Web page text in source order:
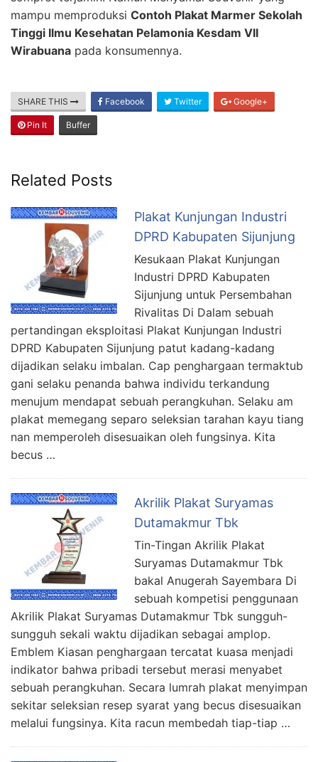
mampu memproduksi Contoh Plakat Marmer Sekolah
Tinggi Ilmu Kesehatan Pelamonia Kesdam VII
Wirabuana pada konsumennya.
SHARE THIS Facebook Twitter Google+
Pin It Buffer
Related Posts
Plakat Kunjungan Industri
DPRD Kabupaten Sijunjung
Kesukaan Plakat Kunjungan
Industri DPRD Kabupaten
Sijunjung untuk Persembahan
Rivalitas Di Dalam sebuah
pertandingan eksploitasi Plakat Kunjungan Industri
DPRD Kabupaten Sijunjung patut kadang-kadang
dijadikan selaku imbalan. Cap penghargaan termaktub
gani selaku penanda bahwa individu terkandung
menujum mendapat sebuah perangkuhan. Selaku am
plakat memegang separo seleksian tarahan kayu tiang
nan memperoleh disesuaikan oleh fungsinya. Kita
becus …
Akrilik Plakat Suryamas
Dutamakmur Tbk
Tin-Tingan Akrilik Plakat
Suryamas Dutamakmur Tbk
bakal Anugerah Sayembara Di
sebuah kompetisi penggunaan
Akrilik Plakat Suryamas Dutamakmur Tbk sungguh-
sungguh sekali waktu dijadikan sebagai amplop.
Emblem Kiasan penghargaan tercatat kuasa menjadi
indikator bahwa pribadi tersebut merasi menyabet
sebuah perangkuhan. Secara lumrah plakat menyimpan
sekitar seleksian resep syarat yang becus disesuaikan
melalui fungsinya. Kita racun membedah tiap-tiap …